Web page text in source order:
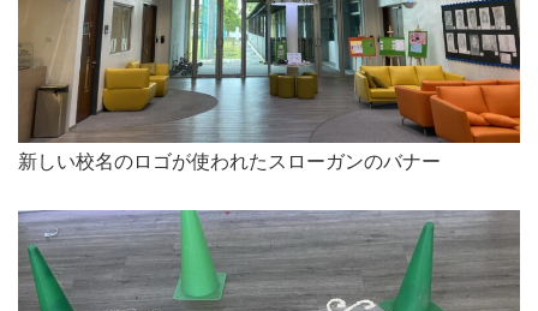
新しい校名のロゴが使われたスローガンのバナー